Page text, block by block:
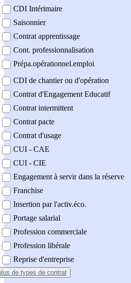
CDI Intérimaire
Saisonnier
Contrat apprentissage
Cont. professionnalisation
Prépa.opérationnel.emploi
CDI de chantier ou d'opération
Contrat d'Engagement Educatif
Contrat intermittent
Contrat pacte
Contrat d'usage
CUI - CAE
CUI - CIE
Engagement à servir dans la réserve
Franchise
Insertion par l'activ.éco.
Portage salarial
Profession commerciale
Profession libérale
Reprise d'entreprise
de types de contrat